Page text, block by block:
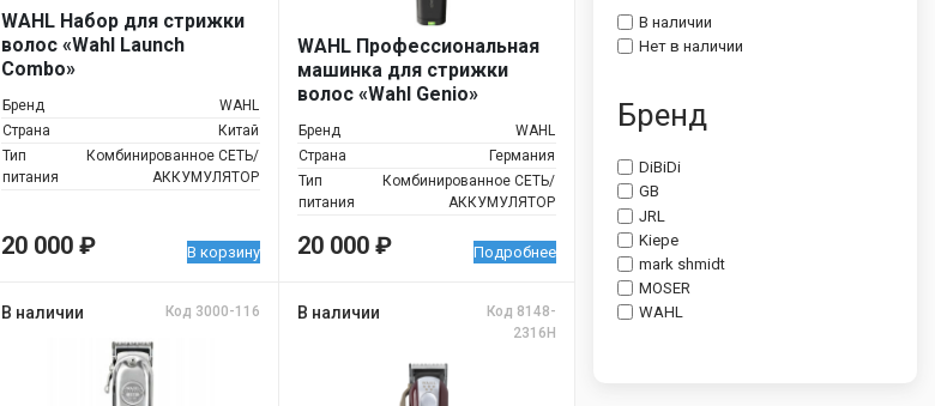
WAHL Набор для стрижки
волос «Wahl Launch
Combo»
Бренд
WAHL
Страна
Китай
Тип
питания
Комбинированное СЕТЬ/
АККУМУЛЯТОР
20 000 ₽ В корзину
WAHL Профессиональная
машинка для стрижки
волос «Wahl Genio»
Бренд
WAHL
Страна
Германия
Тип
питания
Комбинированное СЕТЬ/
АККУМУЛЯТОР
20 000 ₽ Подробнее
В наличии Код 3000-116 В наличии
Код 8148-
2316H
В наличии
Нет в наличии
Бренд
DiBiDi
GB
JRL
Kiepe
mark shmidt
MOSER
WAHL